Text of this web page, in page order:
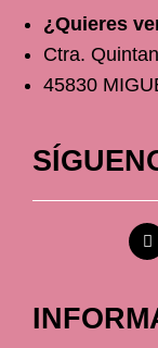
¿Quieres
Ctra.
45830